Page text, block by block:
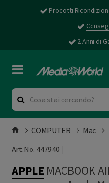
Prodotti
2 Anni di
COMPUTER Mac
Art.No. 447940 |
APPLE MACBOOK